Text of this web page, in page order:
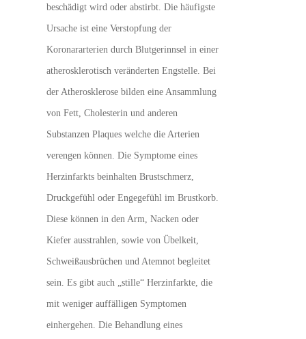
beschädigt wird oder abstirbt. Die häufigste
Ursache ist eine Verstopfung der
Koronararterien durch Blutgerinnsel in einer
atherosklerotisch veränderten Engstelle. Bei
der Atherosklerose bilden eine Ansammlung
von Fett, Cholesterin und anderen
Substanzen Plaques welche die Arterien
verengen können. Die Symptome eines
Herzinfarkts beinhalten Brustschmerz,
Druckgefühl oder Engegefühl im Brustkorb.
Diese können in den Arm, Nacken oder
Kiefer ausstrahlen, sowie von Übelkeit,
Schweißausbrüchen und Atemnot begleitet
sein. Es gibt auch „stille“ Herzinfarkte, die
mit weniger auffälligen Symptomen
einhergehen. Die Behandlung eines